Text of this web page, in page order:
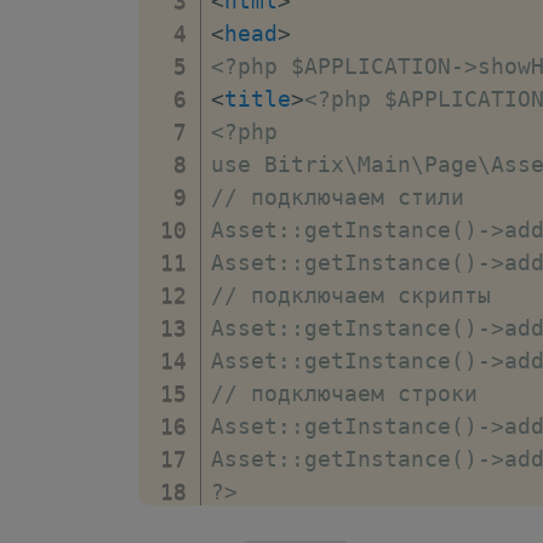
<head>
<?php $APPLICATION-
<title><?php
<?php
use
// подключаем стили
Asset::getInstance()-
Asset::getInstance()-
// подключаем скрипты
Asset::getInstance()-
Asset::getInstance()-
// подключаем строки
Asset::getInstance()-
Asset::getInstance()-
?>